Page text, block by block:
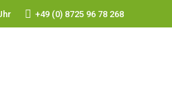
+49 (0) 8725 96 78 268